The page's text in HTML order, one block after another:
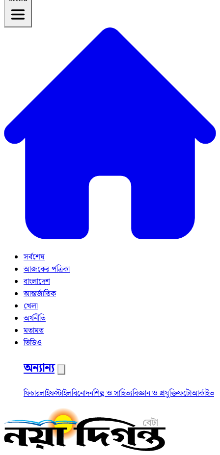
সর্বশেষ
আজকের পত্রিকা
বাংলাদেশ
আন্তর্জাতিক
খেলা
অর্থনীতি
মতামত
ভিডিও
অন্যান্য
ফিচারলাইফস্টাইলবিনোদনশিল্প ও সাহিত্যবিজ্ঞান ও প্রযুক্তিফটোআর্কাইভ